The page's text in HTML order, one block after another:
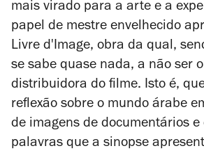
mais virado para a arte e a
papel de mestre envelhecido
Livre d'Image, obra da qual,
se sabe quase nada, a não ser
distribuidora do filme. Isto é,
reflexão sobre o mundo árabe
de imagens de documentários e
palavras que a sinopse